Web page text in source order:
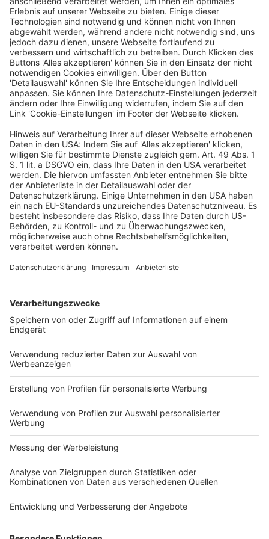
elektronische Dienstleistung in einer
Leistungskette
Veröffentlicht am 14. Februar 2023vonkw
BFH, Beschluss vom 29.11.2022 – XI R 11/21
Guthabenkarten über näher bezeichnete und im Inland
zu erbringende Leistungen konnten wie eine Ware
gehandelt werden und führten jedenfalls vor
Inkrafttreten der […]
WEITERLESEN
Steuerrecht
BGH: Pandemiebedingte Schließung
eines Fitnessstudios –
Rückzahlungsanspruch des
Nutzungsberechtigten – keine
Vertragsanpassung neben der
Gutscheinlösung
Veröffentlicht am23. Mai 2022
Der BGH hat mit Urteil vom 4.5.2022 – XII ZR 64/21 –
entschieden: a) Während der Zeit der Schließung eines
Fitnessstudios aufgrund der hoheitlichen Maßnahmen
zur Bekämpfung der COVID-19-Pandemie war […]